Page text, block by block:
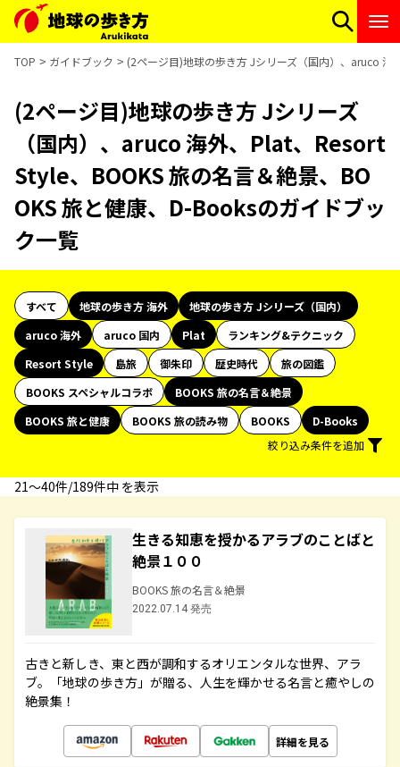
TOP ガイドブック (2ページ目)地球の歩き方 Jシリーズ（国内）、aruco
(2ページ目)地球の歩き方 Jシリーズ
（国内）、aruco 海外、Plat、Resort
Style、BOOKS 旅の名言＆絶景、BO
OKS 旅と健康、D-Booksのガイドブッ
ク一覧
すべて 地球の歩き方 海外
地球の歩き方 Jシリーズ（国内）
aruco 海外
aruco 国内 Plat
ランキング&テクニック
Resort Style
島旅 御朱印 歴史時代
旅の図鑑
BOOKS スペシャルコラボ
BOOKS 旅の名言＆絶景
BOOKS 旅と健康
BOOKS 旅の読み物 BOOKS
D-Books
絞り込み条件を追加
21〜40件/189件中 を表示
生きる知恵を授かるアラブのことばと
絶景１００
BOOKS 旅の名言＆絶景
2022.07.14 発売
古きと新しき、東と西が調和するオリエンタルな世界、アラ
ブ。「地球の歩き方」が贈る、人生を輝かせる名言と癒やしの
絶景集！
詳細を見る